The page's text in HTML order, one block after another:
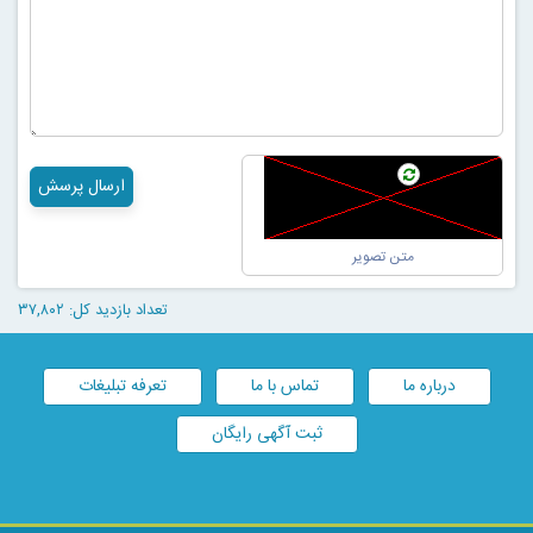
ارسال پرسش
تعداد بازدید کل: ۳۷,۸۰۲
درباره ما تماس با ما
تعرفه تبلیغات
ثبت آگهی رایگان